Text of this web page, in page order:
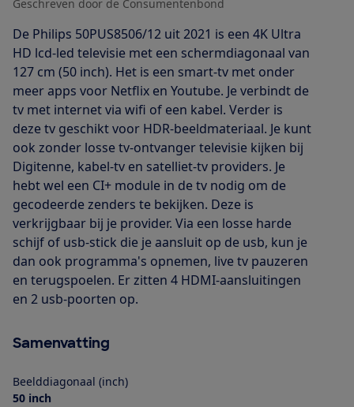
Geschreven door de Consumentenbond
De Philips 50PUS8506/12 uit 2021 is een 4K Ultra
HD lcd-led televisie met een schermdiagonaal van
127 cm (50 inch). Het is een smart-tv met onder
meer apps voor Netflix en Youtube. Je verbindt de
tv met internet via wifi of een kabel. Verder is
deze tv geschikt voor HDR-beeldmateriaal. Je kunt
ook zonder losse tv-ontvanger televisie kijken bij
Digitenne, kabel-tv en satelliet-tv providers. Je
hebt wel een CI+ module in de tv nodig om de
gecodeerde zenders te bekijken. Deze is
verkrijgbaar bij je provider. Via een losse harde
schijf of usb-stick die je aansluit op de usb, kun je
dan ook programma's opnemen, live tv pauzeren
en terugspoelen. Er zitten 4 HDMI-aansluitingen
en 2 usb-poorten op.
Samenvatting
Beelddiagonaal (inch)
50 inch